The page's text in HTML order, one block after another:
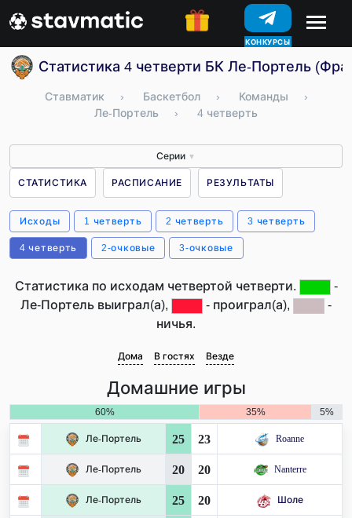
КОНКУРСЫ
Статистика 4 четверти БК Ле-Портель
Ставматик › Баскетбол › Команды
›
Ле-Портель
› 4 четверть
Серии ▼
СТАТИСТИКА РАСПИСАНИЕ РЕЗУЛЬТАТЫ
Исходы 1 четверть 2 четверть 3 четверть
4 четверть 2-очковые 3-очковые
Статистика по исходам четвертой четверти.
-
Ле-Портель выиграл(а),
- проиграл(а),
-
ничья.
Дома В гостях Везде
Домашние игры
60% 35% 5%
Ле-Портель 25 23 Roanne
Ле-Портель 20 20 Nanterre
Ле-Портель 25 20 Шоле